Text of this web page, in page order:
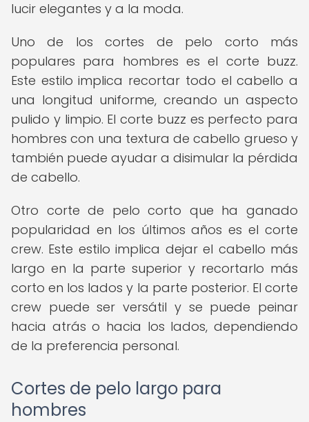
lucir elegantes y a la moda.
Uno de los cortes de pelo corto más
populares para hombres es el corte buzz.
Este estilo implica recortar todo el cabello a
una longitud uniforme, creando un aspecto
pulido y limpio. El corte buzz es perfecto para
hombres con una textura de cabello grueso y
también puede ayudar a disimular la pérdida
de cabello.
Otro corte de pelo corto que ha ganado
popularidad en los últimos años es el corte
crew. Este estilo implica dejar el cabello más
largo en la parte superior y recortarlo más
corto en los lados y la parte posterior. El corte
crew puede ser versátil y se puede peinar
hacia atrás o hacia los lados, dependiendo
de la preferencia personal.
Cortes de pelo largo para
hombres